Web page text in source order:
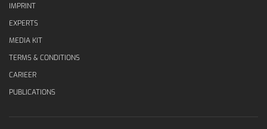
IMPRINT
EXPERTS
MEDIA KIT
TERMS & CONDITIONS
CARIEER
PUBLICATIONS